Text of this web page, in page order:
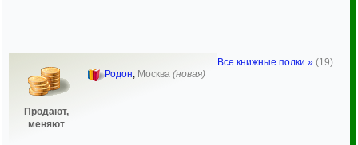
Продают,
меняют
Родон, Москва (новая)
Все книжные полки » (19)